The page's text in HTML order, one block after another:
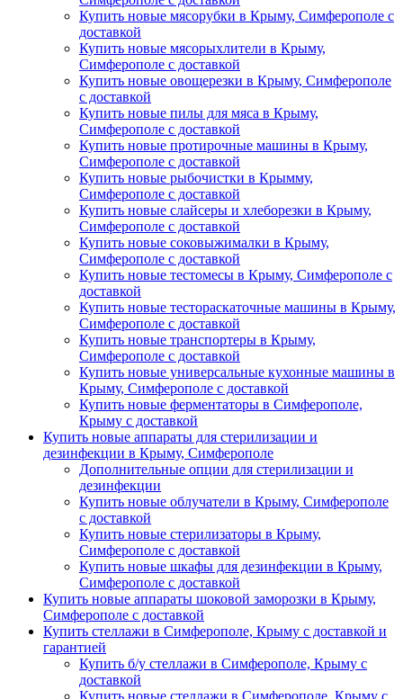
Купить новые мясорубки в Крыму, Симферополе с
доставкой
Купить новые мясорыхлители в Крыму,
Симферополе с доставкой
Купить новые овощерезки в Крыму, Симферополе
с доставкой
Купить новые пилы для мяса в Крыму,
Симферополе с доставкой
Купить новые протирочные машины в Крыму,
Симферополе с доставкой
Купить новые рыбочистки в Крымму,
Симферополе с доставкой
Купить новые слайсеры и хлеборезки в Крыму,
Симферополе с доставкой
Купить новые соковыжималки в Крыму,
Симферополе с доставкой
Купить новые тестомесы в Крыму, Симферополе с
доставкой
Купить новые тестораскаточные машины в Крыму,
Симферополе с доставкой
Купить новые транспортеры в Крыму,
Симферополе с доставкой
Купить новые универсальные кухонные машины в
Крыму, Симферополе с доставкой
Купить новые ферментаторы в Симферополе,
Крыму с доставкой
Купить новые аппараты для стерилизации и
дезинфекции в Крыму, Симферополе
Дополнительные опции для стерилизации и
дезинфекции
Купить новые облучатели в Крыму, Симферополе
с доставкой
Купить новые стерилизаторы в Крыму,
Симферополе с доставкой
Купить новые шкафы для дезинфекции в Крыму,
Симферополе с доставкой
Купить новые аппараты шоковой заморозки в Крыму,
Симферополе с доставкой
Купить стеллажи в Симферополе, Крыму с доставкой и
гарантией
Купить б/у стеллажи в Симферополе, Крыму с
доставкой
Купить новые стеллажи в Симферополе, Крыму с